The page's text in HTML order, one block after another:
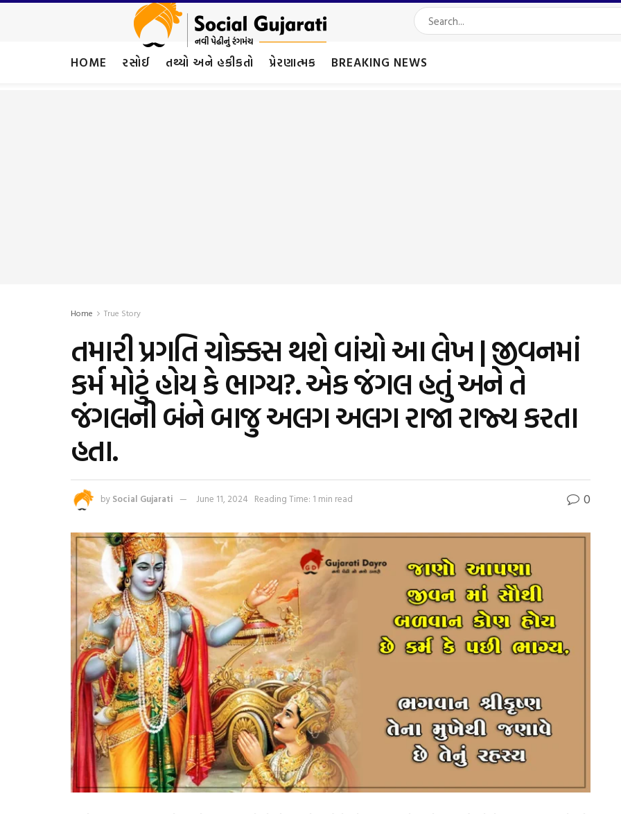
HOME રસોઈ તથ્યો અને હકીકતો પ્રેરણાત્મક BREAKING NEWS
Home True Story
તમારી પ્રગતિ ચોક્કસ થશે વાંચો આ લેખ | જીવનમાં
કર્મ મોટું હોય કે ભાગ્ય?. એક જંગલ હતું અને તે
જંગલની બંને બાજુ અલગ અલગ રાજા રાજ્ય કરતા
હતા.
by Social Gujarati June 11, 2024 Reading Time: 1 min read 0